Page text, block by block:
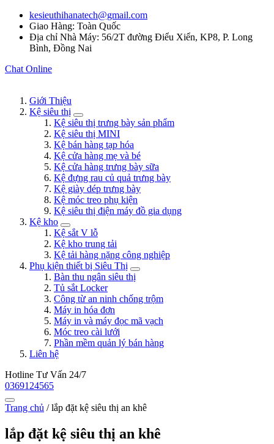
kesieuthihanatech@gmail.com
Giao Hàng: Toàn Quốc
Địa chỉ Nhà Máy: 56/2T đường Điểu Xiển, KP8, P. Long
Bình, Đồng Nai
Chat Online
Giới Thiệu
Kệ siêu thị
Kệ siêu thị trưng bày sản phẩm
Kệ siêu thị MINI
Kệ bán hàng tạp hóa
Kệ cửa hàng mẹ và bé
Kệ cửa hàng trưng bày sữa
Kệ đựng rau củ quả trưng bày
Kệ giày dép trưng bày
Kệ móc treo phụ kiện
Kệ siêu thị điện máy đồ gia dụng
Kệ kho
Kệ sắt V lỗ
Kệ kho trung tải
Kệ tải hàng nặng công nghiệp
Phụ kiện thiết bị Siêu Thị
Bàn thu ngân siêu thị
Tủ sắt Locker
Công từ an ninh chống trộm
Máy in hóa đơn
Máy in và máy đọc mã vạch
Móc treo cài lưới
Phần mềm quản lý bán hàng
Liên hệ
Hotline Tư Vấn 24/7
0369124565
Trang chủ /lắp đặt kệ siêu thị an khê
lắp đặt kệ siêu thị an khê